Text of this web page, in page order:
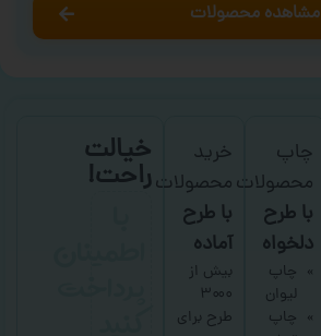
مشاهده محصولات
چاپ
محصولات
با طرح
دلخواه
چاپ
لیوان
چاپ
خرید
محصولات
با طرح
آماده
بیش از
۳۰۰۰
طرح برای
خیالت
راحت!